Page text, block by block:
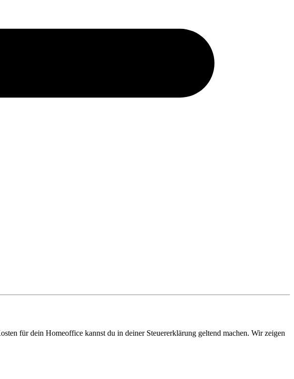
für dein Homeoffice kannst du in deiner Steuererklärung geltend machen. Wir zeigen